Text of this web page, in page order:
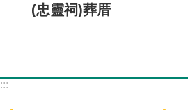
(忠靈祠)葬厝
:::